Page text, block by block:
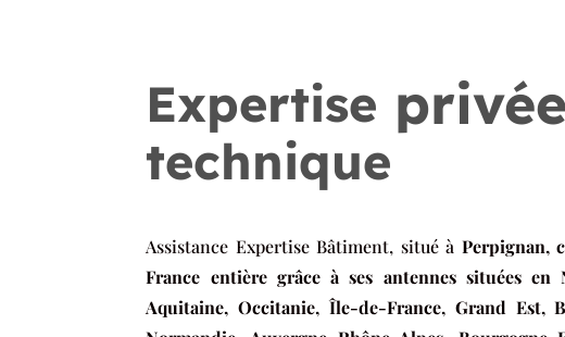
Expertise
technique
Assistance Expertise Bâtiment, situé à Perpignan,
France entière grâce à ses antennes situées en
Aquitaine, Occitanie, Île-de-France, Grand Est,